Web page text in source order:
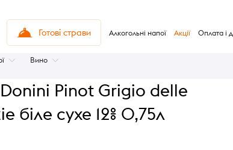
Готові страви Алкогольні напої Акції Оплата і
Вино
Pinot Grigio delle
біле сухе 12% 0,75л